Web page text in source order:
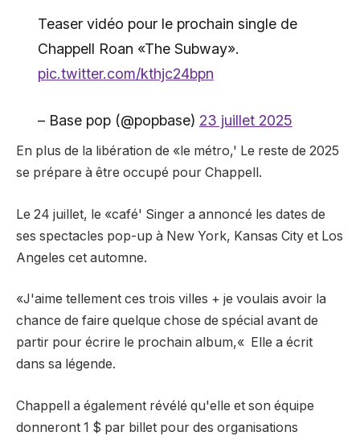
Teaser vidéo pour le prochain single de
Chappell Roan «The Subway».
pic.twitter.com/kthjc24bpn
– Base pop (@popbase) 23 juillet 2025
En plus de la libération de «le métro,' Le reste de 2025
se prépare à être occupé pour Chappell.
Le 24 juillet, le «café' Singer a annoncé les dates de
ses spectacles pop-up à New York, Kansas City et Los
Angeles cet automne.
«J'aime tellement ces trois villes + je voulais avoir la
chance de faire quelque chose de spécial avant de
partir pour écrire le prochain album,« Elle a écrit
dans sa légende.
Chappell a également révélé qu'elle et son équipe
donneront 1 $ par billet pour des organisations